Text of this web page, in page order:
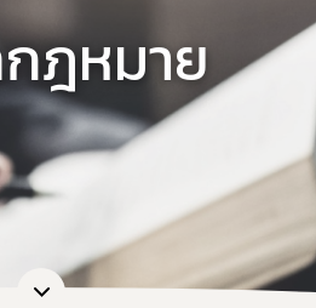
ลิตเครื่องมือแพทย์
ครื่องมือแพทย์
ครื่องมือแพทย์จดแจ้ง (Listing Medical
รส่งออก
ลิตภัณฑ์
/ไม่ต่ออายุ
ว้นไม่ต้องขออนุญาตผลิต นำเข้า ขาย
รองเครื่องมือแพทย์เพื่อการส่งออก
สริมการประกอบการเครื่องมือแพทย์
ข้อ
รายง
ฎหมาย